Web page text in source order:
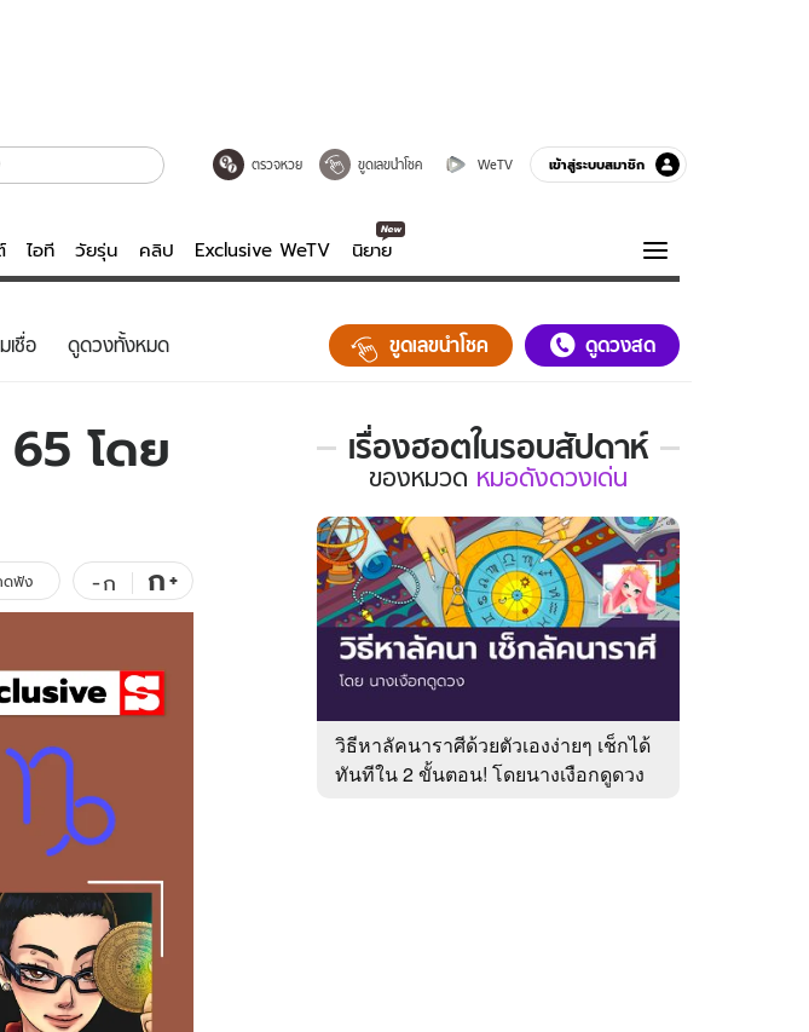
ตรวจหวย ขูดเลขนำโชค WeTV เข้าสู่ระบบสมาชิก
ไอที วัยรุ่น คลิป Exclusive WeTV นิยาย
ดูทีวี
WeTV
ความรู้รอบตัว
ฮาวทู
เชื่อ ดูดวงทั้งหมด ขูดเลขนำโชค ดูดวงสด
65 โดย
ดฟัง -ก ก+
เรื่องฮอตในรอบสัปดาห์
เรื่อง
ใน
รอบ
สัปดาห์
ของ
หมวด
หมอ
ดวง
ของหมวด หมอดังดวงเด่น
วิธีหาลัคนาราศีด้วยตัวเองง่ายๆ เช็กได้
ทันทีใน 2 ขั้นตอน! โดยนางเงือกดูดวง